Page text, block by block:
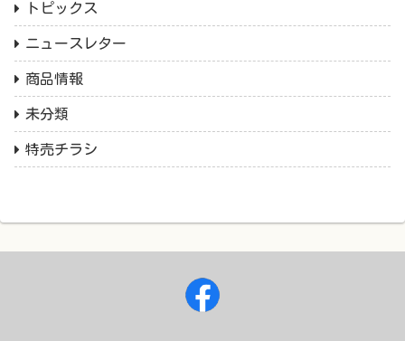
トピックス
ニュースレター
商品情報
未分類
特売チラシ